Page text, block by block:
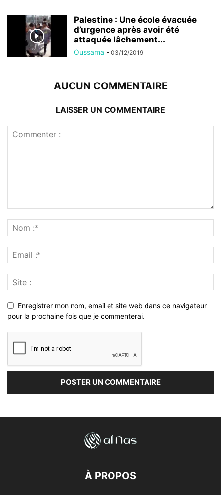
Palestine : Une école évacuée
d’urgence après avoir été
attaquée lâchement...
Oussama - 03/12/2019
AUCUN COMMENTAIRE
LAISSER UN COMMENTAIRE
Enregistrer mon nom, email et site web dans ce navigateur
pour la prochaine fois que je commenterai.
À PROPOS